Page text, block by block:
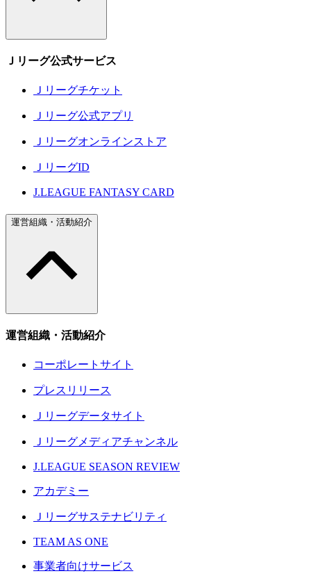
Ｊリーグ公式サービス
Ｊリーグチケット
Ｊリーグ公式アプリ
Ｊリーグオンラインストア
ＪリーグID
J.LEAGUE FANTASY CARD
運営組織・活動紹介
運営組織・活動紹介
コーポレートサイト
プレスリリース
Ｊリーグデータサイト
Ｊリーグメディアチャンネル
J.LEAGUE SEASON REVIEW
アカデミー
Ｊリーグサステナビリティ
TEAM AS ONE
事業者向けサービス